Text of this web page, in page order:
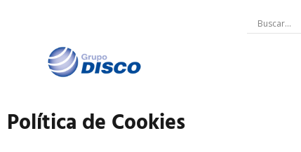
Política de Cookies